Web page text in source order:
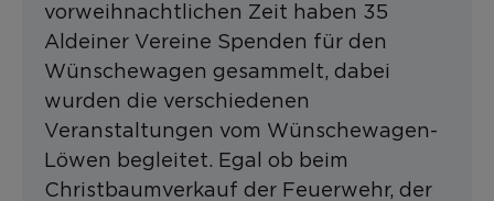
vorweihnachtlichen Zeit haben 35
Aldeiner Vereine Spenden für den
Wünschewagen gesammelt, dabei
wurden die verschiedenen
Veranstaltungen vom Wünschewagen-
Löwen begleitet. Egal ob beim
Christbaumverkauf der Feuerwehr, der